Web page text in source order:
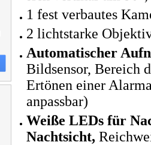
1 fest verbautes
2 lichtstarke
Automatischer
Bildsensor, Bereich
Ertönen einer
anpassbar)
Weiße LEDs für
Nachtsicht,